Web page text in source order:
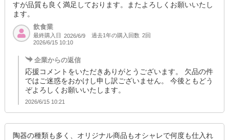
すが品質も良く満足しております。またよろしくお願いいたし
ます。
飲食業
最終購入日 2026/6/9 過去1年の購入回数 2回
2026/6/15 10:10
企業からの返信
応援コメントをいただきありがとうございます。 欠品の件
ではご迷惑をおかけし申し訳ございません。 今後ともどう
ぞよろしくお願いいたします。
2026/6/15 10:21
陶器の種類も多く、オリジナル商品もオシャレで何度も仕入れ